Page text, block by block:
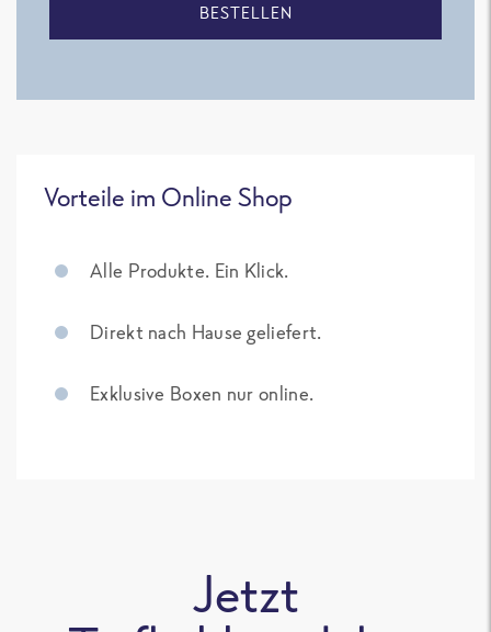
BESTELLEN
Vorteile im Online Shop
Alle Produkte. Ein Klick.
Direkt nach Hause geliefert.
Exklusive Boxen nur online.
Jetzt